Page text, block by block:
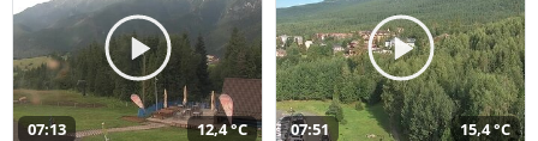
07:13 12,4 °C 07:51 15,4 °C